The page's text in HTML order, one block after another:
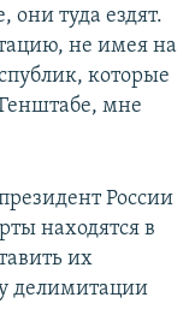
туда ездят.
не имея на
которые
мне
России
находятся в
их
делимитации